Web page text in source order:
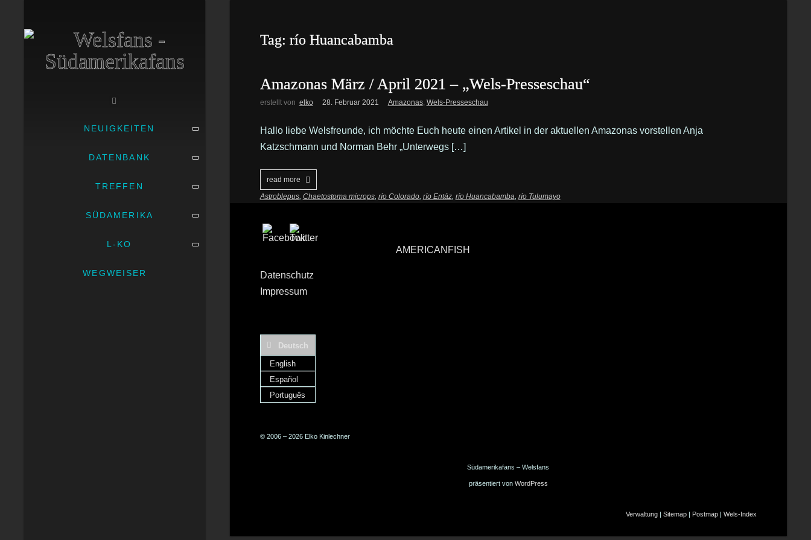
NEUIGKEITEN
DATENBANK
TREFFEN
SÜDAMERIKA
L-KO
WEGWEISER
Tag: río Huancabamba
Amazonas März / April 2021 – „Wels-Presseschau“
erstellt von elko 28. Februar 2021 Amazonas, Wels-Presseschau
Hallo liebe Welsfreunde, ich möchte Euch heute einen Artikel in der aktuellen Amazonas vorstellen Anja
Katzschmann und Norman Behr „Unterwegs […]
read more
Astroblepus, Chaetostoma microps, río Colorado, río Entáz, río Huancabamba, río Tulumayo
AMERICANFISH
Datenschutz
Impressum
Deutsch
English
Español
Português
© 2006 – 2026 Elko Kinlechner
Südamerikafans – Welsfans
präsentiert von WordPress
Verwaltung| Sitemap| Postmap| Wels-Index